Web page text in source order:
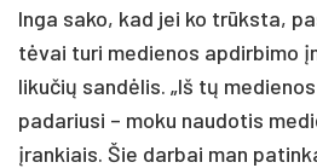
Inga sako, kad jei ko trūksta,
tėvai turi medienos apdirbimo
likučių sandėlis. „Iš tų
padariusi – moku naudotis
įrankiais. Šie darbai man